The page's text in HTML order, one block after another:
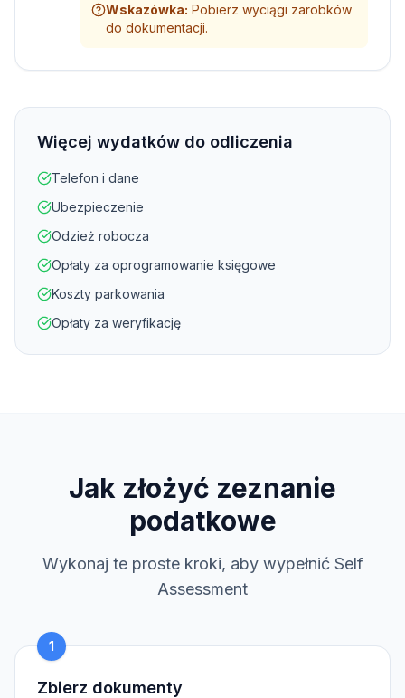
Wskazówka: Pobierz wyciągi zarobków
do dokumentacji.
Więcej wydatków do odliczenia
Telefon i dane
Ubezpieczenie
Odzież robocza
Opłaty za oprogramowanie księgowe
Koszty parkowania
Opłaty za weryfikację
Jak złożyć zeznanie
podatkowe
Wykonaj te proste kroki, aby wypełnić Self
Assessment
1
Zbierz dokumenty